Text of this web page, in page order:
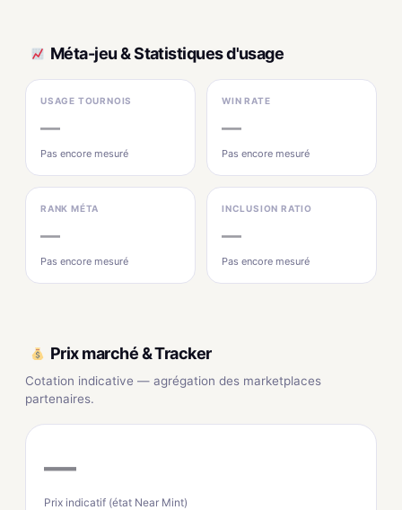
Méta-jeu & Statistiques d'usage
USAGE TOURNOIS
—
Pas encore mesuré
WIN RATE
—
Pas encore mesuré
RANK MÉTA
—
Pas encore mesuré
INCLUSION RATIO
—
Pas encore mesuré
Prix marché & Tracker
Cotation indicative — agrégation des marketplaces
partenaires.
—
Prix indicatif (état Near Mint)